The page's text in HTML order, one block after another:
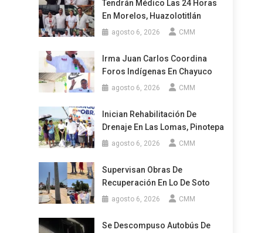
Tendrán Médico Las 24 Horas
En Morelos, Huazolotitlán
agosto 6, 2026 CMM
Irma Juan Carlos Coordina
Foros Indígenas En Chayuco
agosto 6, 2026 CMM
Inician Rehabilitación De
Drenaje En Las Lomas, Pinotepa
agosto 6, 2026 CMM
Supervisan Obras De
Recuperación En Lo De Soto
agosto 6, 2026 CMM
Se Descompuso Autobús De